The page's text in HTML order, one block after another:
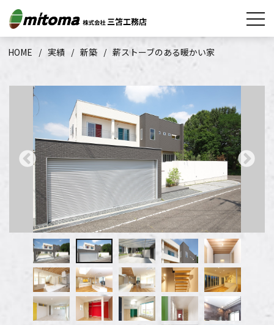
HOME 実績 新築 薪ストーブのある暖かい家